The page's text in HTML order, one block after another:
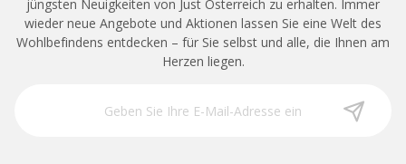
jüngsten Neuigkeiten von Just Österreich zu erhalten. Immer
wieder neue Angebote und Aktionen lassen Sie eine Welt des
Wohlbefindens entdecken – für Sie selbst und alle, die Ihnen am
Herzen liegen.